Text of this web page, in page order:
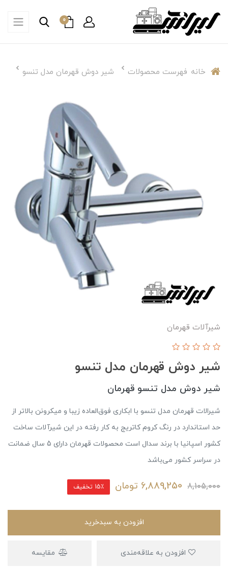
0
خانه فهرست محصولات شیر دوش قهرمان مدل تنسو
شيرآلات قهرمان
شیر دوش قهرمان مدل تنسو
شیر دوش مدل تنسو قهرمان
شیرالات قهرمان مدل تنسو با ابکاری فوق‌العاده زیبا و میکرونن بالاتر از
حد استاندارد در رنگ کروم کاتریج به کار رفته در این شیرآلات ساخت
کشور اسپانیا با برند سدال است محصولات قهرمان دارای 5 سال ضمانت
در سراسر کشور می‌باشد
8,105,000
6,889,250 تومان 15٪ تخفیف
افزودن به سبدخرید
مقایسه